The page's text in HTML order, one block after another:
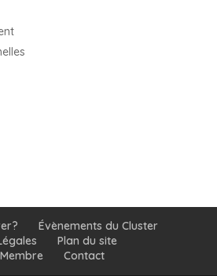
Évènements du Cluster
Plan du site
Contact